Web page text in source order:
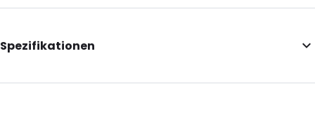
Spezifikationen
Additional information: Nur zur Verwendung in Kombination